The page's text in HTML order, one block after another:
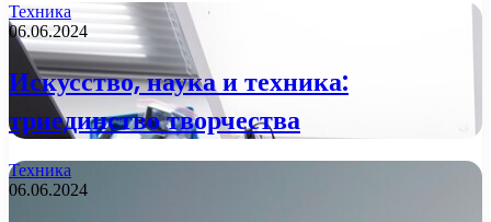
Техника
06.06.2024
Искусство, наука и техника:
триединство творчества
Техника
06.06.2024